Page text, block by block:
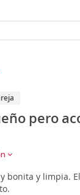
pero
bonita y limpia.